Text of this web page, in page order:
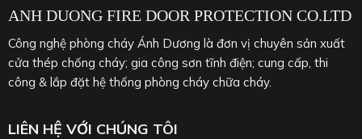
ANH DUONG FIRE DOOR PROTECTION CO.LTD
Công nghệ phòng cháy Ánh Dương là đơn vị chuyên sản xuất
cửa thép chống cháy; gia công sơn tĩnh điện; cung cấp, thi
công & lắp đặt hệ thống phòng cháy chữa cháy.
LIÊN HỆ VỚI CHÚNG TÔI